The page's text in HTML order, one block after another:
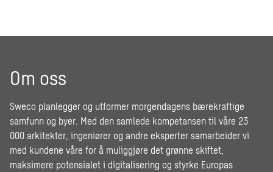
Om oss
Sweco planlegger og utformer morgendagens bærekraftige
samfunn og byer. Med den samlede kompetansen til våre 23
000 arkitekter, ingeniører og andre eksperter samarbeider vi
med kundene våre for å muliggjøre det grønne skiftet,
maksimere potensialet i digitalisering og styrke Europas